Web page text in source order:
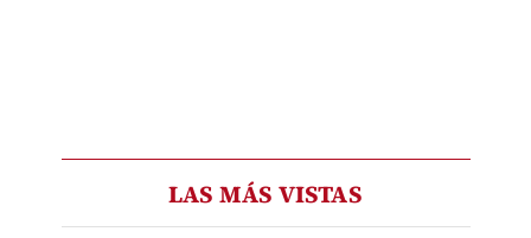
LAS MÁS VISTAS